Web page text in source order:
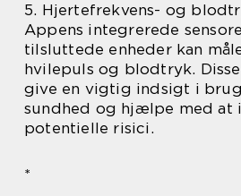
5. Hjertefrekvens- og
Appens integrerede
tilsluttede enheder kan
hvilepuls og blodtryk.
give en vigtig indsigt i
sundhed og hjælpe med at
potentielle risici.
*